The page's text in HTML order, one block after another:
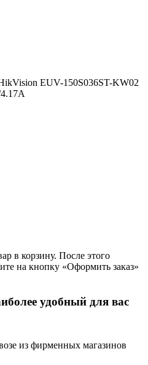
EUV-150S036ST-KW02
в корзину. После этого
на кнопку «Оформить заказ»
удобный для вас
из фирменных магазинов